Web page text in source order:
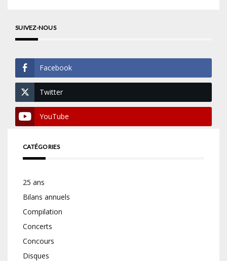
SUIVEZ-NOUS
Facebook
Twitter
YouTube
CATÉGORIES
25 ans
Bilans annuels
Compilation
Concerts
Concours
Disques